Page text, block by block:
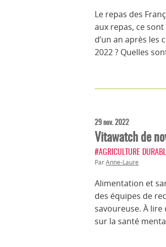
Le repas des
aux repas, ce
d’un an après
2022 ? Quelles
29 nov. 2022
Vitawatch de
#AGRICULTURE
ParAnne-Laure
Alimentation et
des équipes de
savoureuse. À
sur la santé